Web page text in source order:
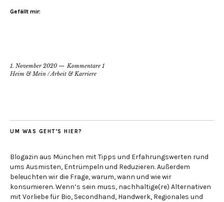
Gefällt mir:
1. November 2020
Kommentare 1
Heim & Mein /Arbeit & Karriere
UM WAS GEHT’S HIER?
Blogazin aus München mit Tipps und Erfahrungswerten rund
ums Ausmisten, Entrümpeln und Reduzieren. Außerdem
beleuchten wir die Frage, warum, wann und wie wir
konsumieren. Wenn’s sein muss, nachhaltige(re) Alternativen
mit Vorliebe für Bio, Secondhand, Handwerk, Regionales und